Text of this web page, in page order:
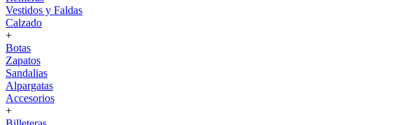
Vestidos y Faldas
Calzado
+
Botas
Zapatos
Sandalias
Alpargatas
Accesorios
+